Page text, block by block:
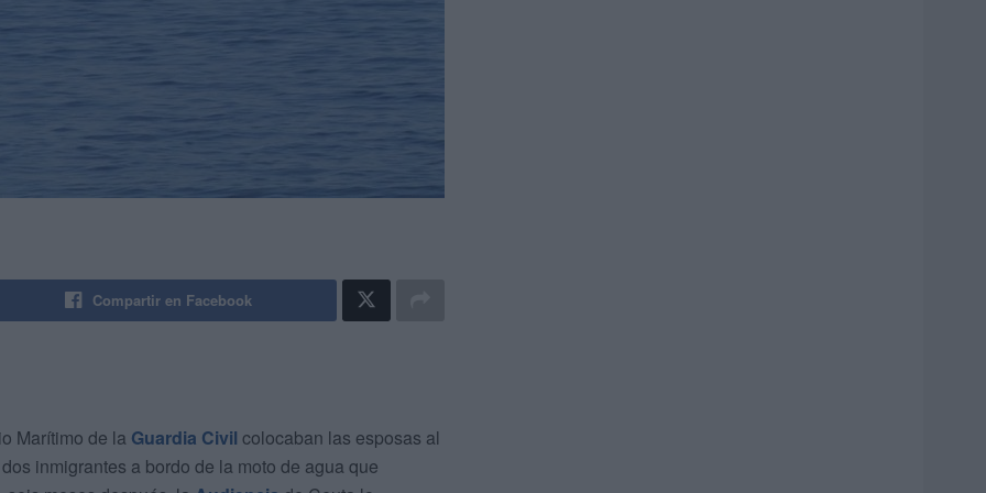
Compartir en Facebook
Marítimo de la Guardia Civil colocaban las esposas al
inmigrantes a bordo de la moto de agua que